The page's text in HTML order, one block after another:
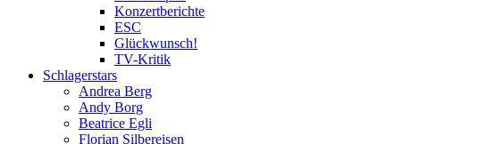
Konzertberichte
ESC
Glückwunsch!
TV-Kritik
Schlagerstars
Andrea Berg
Andy Borg
Beatrice Egli
Florian Silbereisen